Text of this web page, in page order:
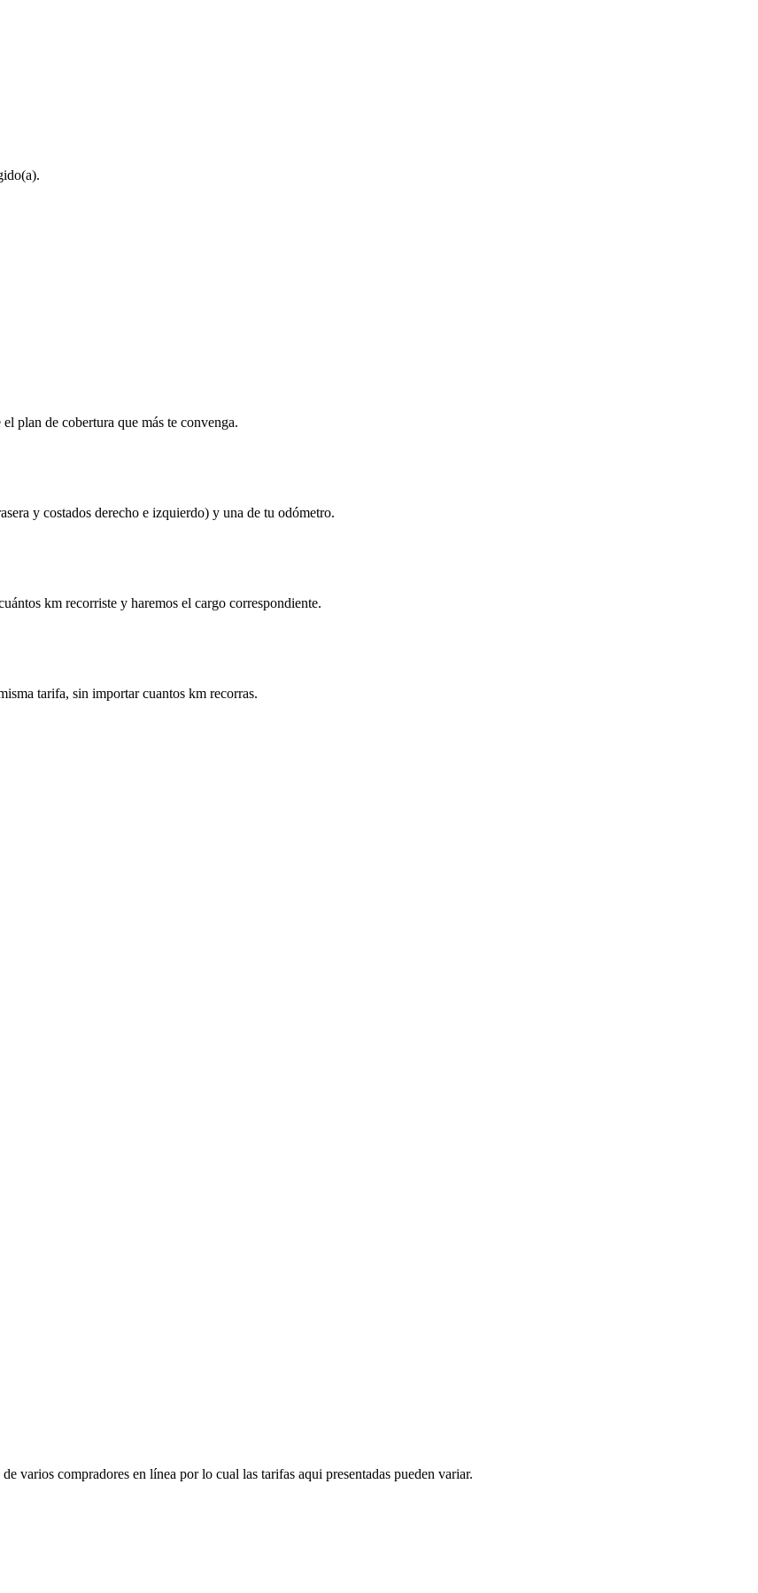
plan de cobertura que más te convenga.
y costados derecho e izquierdo) y una de tu odómetro.
km recorriste y haremos el cargo correspondiente.
tarifa, sin importar cuantos km recorras.
varios compradores en línea por lo cual las tarifas aqui presentadas pueden variar.